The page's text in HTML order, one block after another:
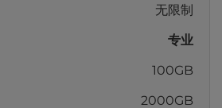
无限制
专业
100GB
2000GB